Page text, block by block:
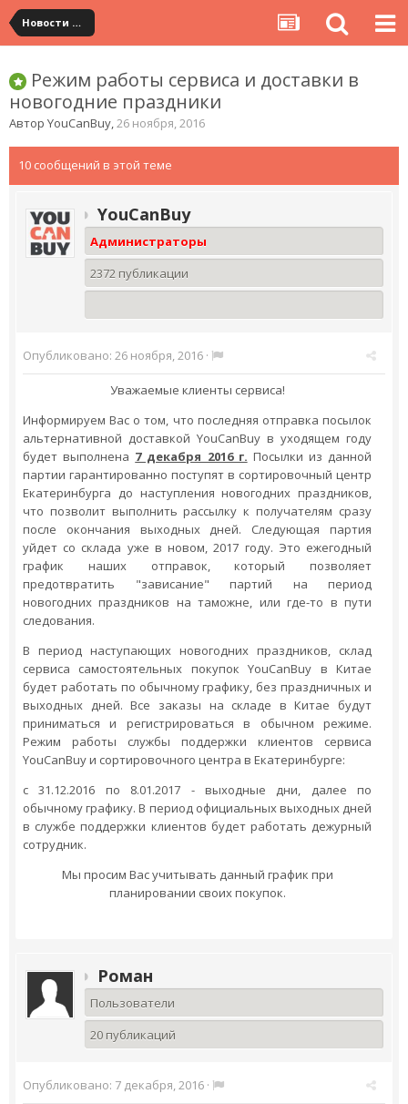
Новости сервиса
Режим работы сервиса и доставки в
новогодние праздники
Автор YouCanBuy,26 ноября, 2016
10 сообщений в этой теме
YouCanBuy
Администраторы
2372 публикации
Опубликовано: 26 ноября, 2016 ·
Уважаемые клиенты сервиса!
Информируем Вас о том, что последняя отправка посылок
альтернативной доставкой YouCanBuy в уходящем году
будет выполнена 7 декабря 2016 г. Посылки из данной
партии гарантированно поступят в сортировочный центр
Екатеринбурга до наступления новогодних праздников,
что позволит выполнить рассылку к получателям сразу
после окончания выходных дней. Следующая партия
уйдет со склада уже в новом, 2017 году. Это ежегодный
график наших отправок, который позволяет
предотвратить "зависание" партий на период
новогодних праздников на таможне, или где-то в пути
следования.
В период наступающих новогодних праздников, склад
сервиса самостоятельных покупок YouCanBuy в Китае
будет работать по обычному графику, без праздничных и
выходных дней. Все заказы на складе в Китае будут
приниматься и регистрироваться в обычном режиме.
Режим работы службы поддержки клиентов сервиса
YouCanBuy и сортировочного центра в Екатеринбурге:
с 31.12.2016 по 8.01.2017 - выходные дни, далее по
обычному графику. В период официальных выходных дней
в службе поддержки клиентов будет работать дежурный
сотрудник.
Мы просим Вас учитывать данный график при
планировании своих покупок.
Роман
Пользователи
20 публикаций
Опубликовано: 7 декабря, 2016 ·